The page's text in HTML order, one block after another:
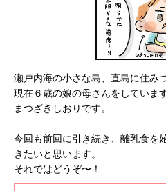
瀬戸内海の小さな島、直島に住み
現在６歳の娘の母さんをしています
まつざきしおりです。
今回も前回に引き続き、離乳食を
きたいと思います。
それではどうぞ〜！